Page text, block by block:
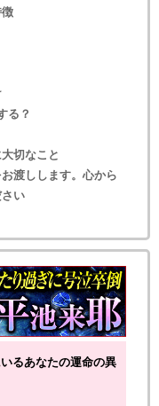
徴
る？
切なこと
渡しします。心から
い
るあなたの運命の異